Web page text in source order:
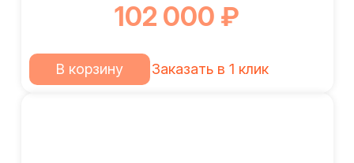
102 000 ₽
В корзину Заказать в 1 клик